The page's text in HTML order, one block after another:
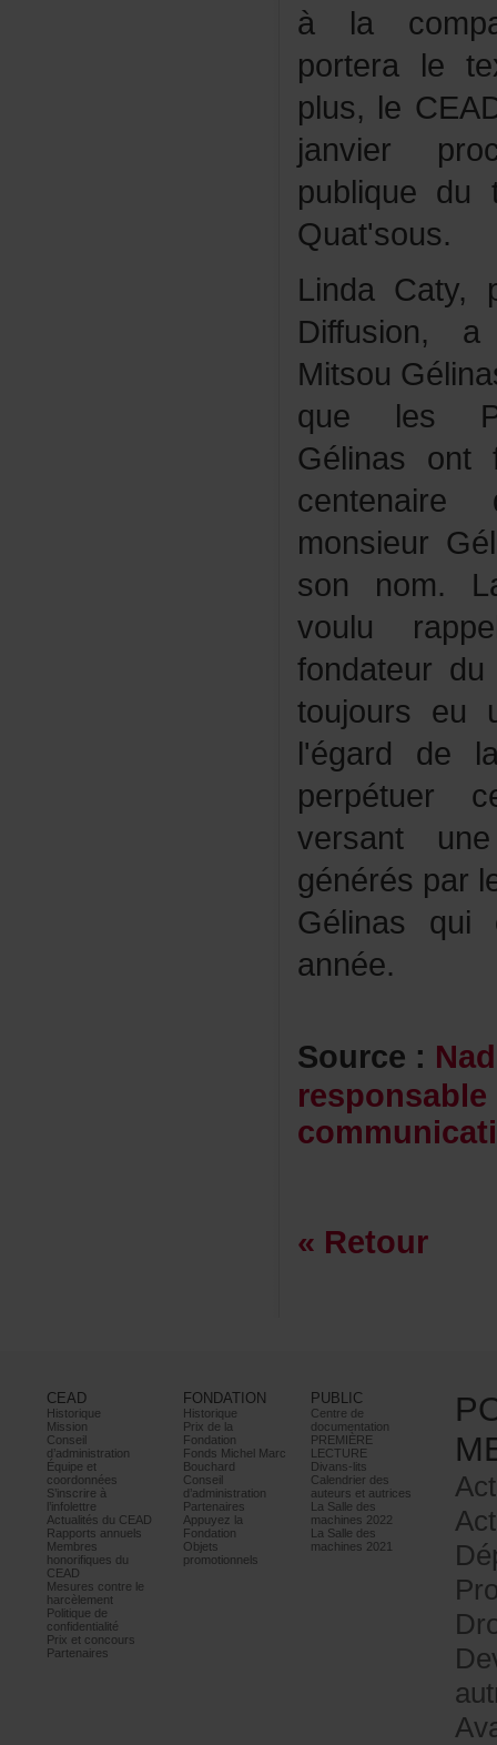
Quat'sous.
année.
Source:
«Retour
CEAD
Historique
Mission
Conseil
d’administration
Équipeet
coordonnées
S’inscrireà
l’infolettre
ActualitésduCEAD
Rapportsannuels
Membres
honorifiquesdu
CEAD
Mesurescontrele
harcèlement
Politiquede
confidentialité
Prixetconcours
Partenaires
FONDATION
Historique
Prixdela
Fondation
FondsMichelMarc
Bouchard
Conseil
d’administration
Partenaires
Appuyezla
Fondation
Objets
promotionnels
PUBLIC
Centrede
documentation
PREMIÈRE
LECTURE
Divans-lits
Calendrierdes
auteursetautrices
LaSalledes
machines2022
LaSalledes
machines2021